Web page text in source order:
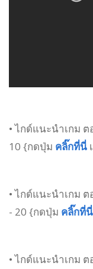
• ไกด์แนะนำเกม ต
10 {กดปุ่ม คลิ๊กที่นี่
• ไกด์แนะนำเกม ต
- 20 {กดปุ่ม คลิ๊กที่นี่
• ไกด์แนะนำเกม ต